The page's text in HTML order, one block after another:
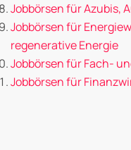
Jobbörsen für Azubis,
Jobbörsen für
regenerative Energie
Jobbörsen für Fach-
Jobbörsen für